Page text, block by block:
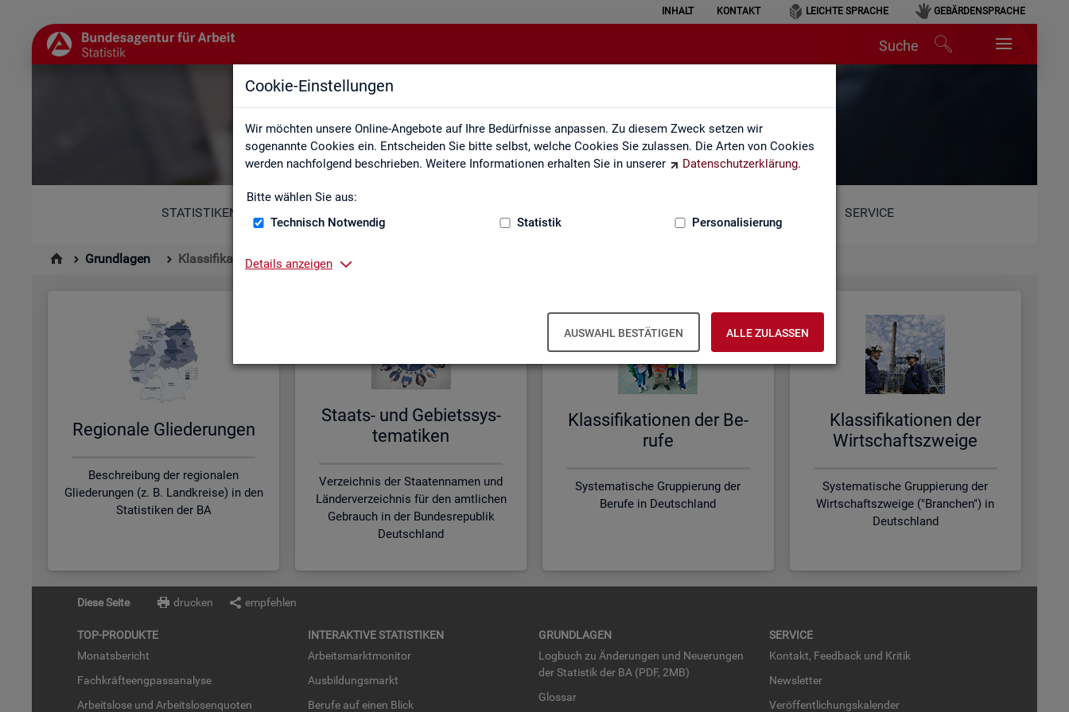
Cookie-Einstellungen
Wir möchten unsere Online-Angebote auf Ihre Bedürfnisse anpassen. Zu diesem Zweck setzen wir
sogenannte Cookies ein. Entscheiden Sie bitte selbst, welche Cookies Sie zulassen. Die Arten von Cookies
werden nachfolgend beschrieben. Weitere Informationen erhalten Sie in unserer
Datenschutzerklärung.
Bitte wählen Sie aus:
Technisch Notwendig
Statistik Personalisierung
Details anzeigen
AUSWAHL BESTÄTIGEN ALLE ZULASSEN
INHALT KONTAKT LEICHTE SPRACHE GEBÄRDENSPRACHE
Suche
Klassifikationen
STATISTIKEN SERVICE
Grundlagen Klassifikationen
Re­gio­na­le Glie­de­run­gen
Beschreibung der regionalen
Gliederungen (z. B. Landkreise) in den
Statistiken der BA
Staats- und Ge­biets­sys­
te­ma­ti­ken
Verzeichnis der Staatennamen und
Länderverzeichnis für den amtlichen
Gebrauch in der Bundesrepublik
Deutschland
Klas­si­fi­ka­tio­nen der Be­
ru­fe
Systematische Gruppierung der
Berufe in Deutschland
Klas­si­fi­ka­tio­nen der
Wirt­schafts­zwei­ge
Systematische Gruppierung der
Wirtschaftszweige ("Branchen") in
Deutschland
Diese Seite drucken empfehlen
TOP-PRO­DUK­TE
Mo­nats­be­richt
Fach­kräf­te­eng­pass­ana­ly­se
Ar­beits­lo­se und Ar­beits­lo­sen­quo­ten
IN­TER­AK­TI­VE STA­TIS­TI­KEN
Ar­beits­markt­mo­ni­tor
Aus­bil­dungs­markt
Be­ru­fe auf einen Blick
GRUND­LA­GEN
Log­buch zu Än­de­run­gen und Neue­run­gen
der Sta­tis­tik der BA (PDF, 2MB)
Glos­sar
SER­VICE
Kon­takt, Feed­back und Kri­tik
News­let­ter
Ver­öf­fent­li­chungs­ka­len­der